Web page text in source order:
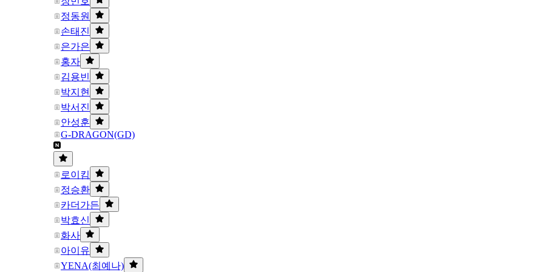
정동원
손태진
은가은
홍자
김용빈
박지현
박서진
안성훈
G-DRAGON(GD)
로이킴
정승환
카더가든
박효신
화사
아이유
YENA(최예나)